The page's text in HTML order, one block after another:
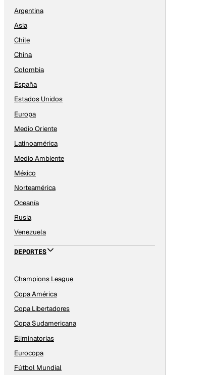
Argentina
Asia
Chile
China
Colombia
España
Estados Unidos
Europa
Medio Oriente
Latinoamérica
Medio Ambiente
México
Norteamérica
Oceanía
Rusia
Venezuela
DEPORTES
Champions League
Copa América
Copa Libertadores
Copa Sudamericana
Eliminatorias
Eurocopa
Fútbol Mundial